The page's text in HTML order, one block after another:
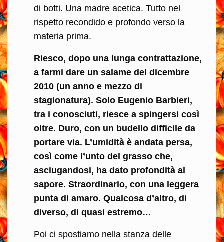
di botti. Una madre acetica. Tutto nel
rispetto recondido e profondo verso la
materia prima.
Riesco, dopo una lunga contrattazione,
a farmi dare un salame del dicembre
2010 (un anno e mezzo di
stagionatura). Solo Eugenio Barbieri,
tra i conosciuti, riesce a spingersi così
oltre. Duro, con un budello difficile da
portare via. L’umidità è andata persa,
così come l’unto del grasso che,
asciugandosi, ha dato profondità al
sapore. Straordinario, con una leggera
punta di amaro. Qualcosa d’altro, di
diverso, di quasi estremo…
Poi ci spostiamo nella stanza delle